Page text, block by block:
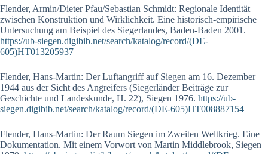
Flender, Armin/Dieter Pfau/Sebastian Schmidt: Regionale Identität
zwischen Konstruktion und Wirklichkeit. Eine historisch-empirische
Untersuchung am Beispiel des Siegerlandes, Baden-Baden 2001.
https://ub-siegen.digibib.net/search/katalog/record/(DE-
605)HT013205937
Flender, Hans-Martin: Der Luftangriff auf Siegen am 16. Dezember
1944 aus der Sicht des Angreifers (Siegerländer Beiträge zur
Geschichte und Landeskunde, H. 22), Siegen 1976. https://ub-
siegen.digibib.net/search/katalog/record/(DE-605)HT008887154
Flender, Hans-Martin: Der Raum Siegen im Zweiten Weltkrieg. Eine
Dokumentation. Mit einem Vorwort von Martin Middlebrook, Siegen